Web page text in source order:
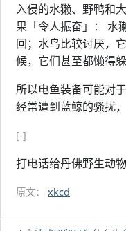
入侵的水獭、野鸭和
果「令人振奋」： 水
回；水鸟比较讨厌，
候，它们甚至都懒得躲
所以电鱼装备可能对
经常遭到蓝鲸的骚扰，
[-]
打电话给丹佛野生动
原文： xkcd